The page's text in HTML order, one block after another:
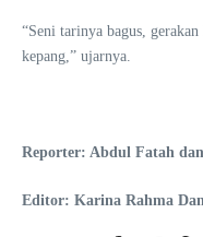
“Seni tarinya bagus,
kepang,” ujarnya.
Reporter: Abdul Fatah
Editor: Karina Rahma